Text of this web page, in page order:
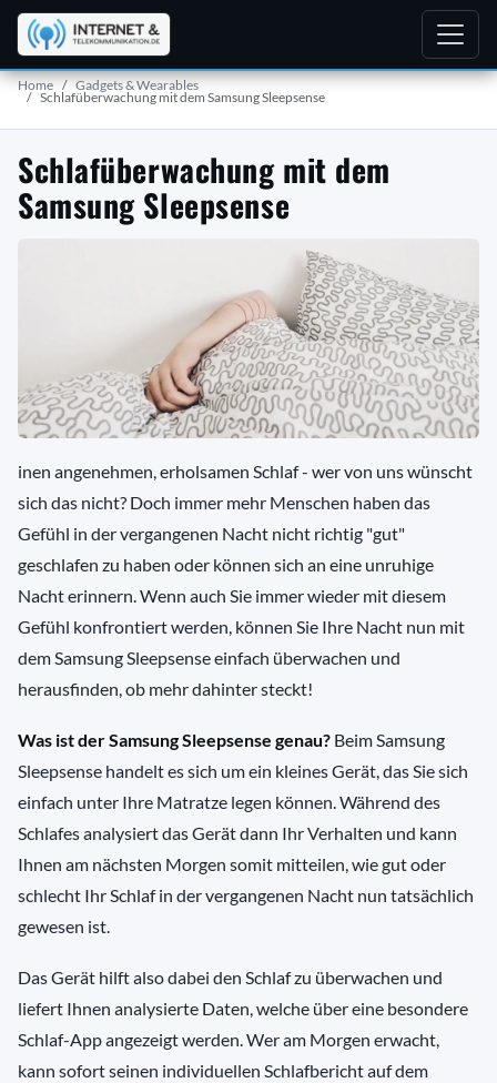
Home Gadgets & Wearables
Schlafüberwachung mit dem Samsung Sleepsense
Schlafüberwachung mit dem
Samsung Sleepsense
inen angenehmen, erholsamen Schlaf - wer von uns wünscht
sich das nicht? Doch immer mehr Menschen haben das
Gefühl in der vergangenen Nacht nicht richtig "gut"
geschlafen zu haben oder können sich an eine unruhige
Nacht erinnern. Wenn auch Sie immer wieder mit diesem
Gefühl konfrontiert werden, können Sie Ihre Nacht nun mit
dem Samsung Sleepsense einfach überwachen und
herausfinden, ob mehr dahinter steckt!
Was ist der Samsung Sleepsense genau? Beim Samsung
Sleepsense handelt es sich um ein kleines Gerät, das Sie sich
einfach unter Ihre Matratze legen können. Während des
Schlafes analysiert das Gerät dann Ihr Verhalten und kann
Ihnen am nächsten Morgen somit mitteilen, wie gut oder
schlecht Ihr Schlaf in der vergangenen Nacht nun tatsächlich
gewesen ist.
Das Gerät hilft also dabei den Schlaf zu überwachen und
liefert Ihnen analysierte Daten, welche über eine besondere
Schlaf-App angezeigt werden. Wer am Morgen erwacht,
kann sofort seinen individuellen Schlafbericht auf dem